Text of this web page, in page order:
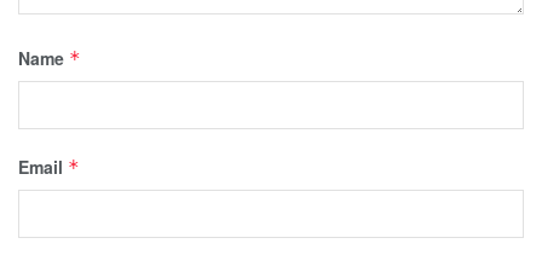
Name *
Email *